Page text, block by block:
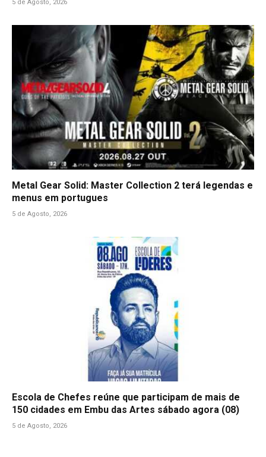
5 de Agosto, 2026
Metal Gear Solid: Master Collection 2 terá legendas e
menus em portugues
5 de Agosto, 2026
Escola de Chefes reúne que participam de mais de
150 cidades em Embu das Artes sábado agora (08)
5 de Agosto, 2026